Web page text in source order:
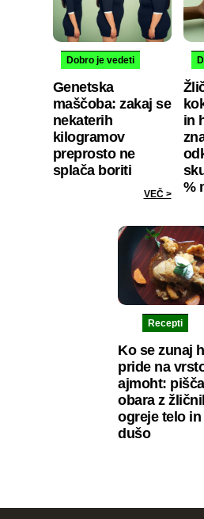
Dobro je vedeti
Genetska
maščoba: zakaj se
nekaterih
kilogramov
preprosto ne
splača boriti
VEČ >
in
%
Recepti
Ko se zunaj
pride na
ajmoht:
obara z
ogreje telo in
dušo